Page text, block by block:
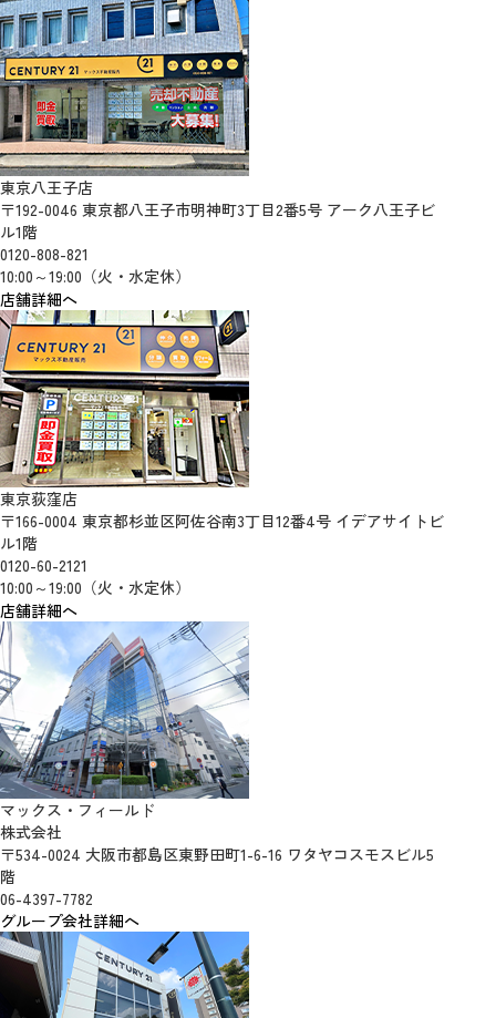
東京八王子店
〒192-0046 東京都八王子市明神町3丁目2番5号 アーク八王子ビ
ル1階
0120-808-821
10:00～19:00（火・水定休）
店舗詳細へ
東京荻窪店
〒166-0004 東京都杉並区阿佐谷南3丁目12番4号 イデアサイトビ
ル1階
0120-60-2121
10:00～19:00（火・水定休）
店舗詳細へ
マックス・フィールド
株式会社
〒534-0024 大阪市都島区東野田町1-6-16 ワタヤコスモスビル5
階
06-4397-7782
グループ会社詳細へ